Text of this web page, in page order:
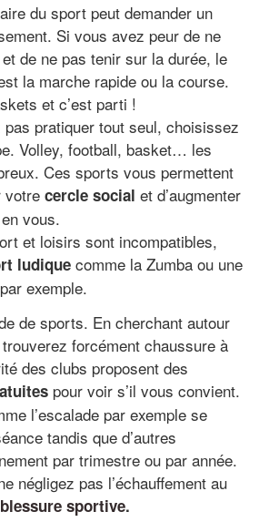
du sport peut demander un
Si vous avez peur de ne
de ne pas tenir sur la durée, le
la marche rapide ou la course.
et c’est parti !
pas pratiquer tout seul, choisissez
Volley, football, basket… les
Ces sports vous permettent
votre cercle social et d’augmenter
vous.
et loisirs sont incompatibles,
ludique comme la Zumba ou une
exemple.
de sports. En cherchant autour
forcément chaussure à
des clubs proposent des
pour voir s’il vous convient.
l’escalade par exemple se
tandis que d’autres
par trimestre ou par année.
négligez pas l’échauffement au
blessure sportive.